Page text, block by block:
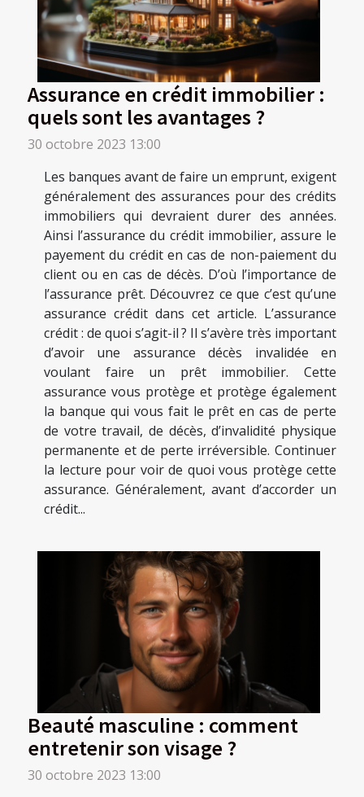
Assurance en crédit immobilier :
quels sont les avantages ?
30 octobre 2023 13:00
Les banques avant de faire un emprunt, exigent
généralement des assurances pour des crédits
immobiliers qui devraient durer des années.
Ainsi l’assurance du crédit immobilier, assure le
payement du crédit en cas de non-paiement du
client ou en cas de décès. D’où l’importance de
l’assurance prêt. Découvrez ce que c’est qu’une
assurance crédit dans cet article. L’assurance
crédit : de quoi s’agit-il ? Il s’avère très important
d’avoir une assurance décès invalidée en
voulant faire un prêt immobilier. Cette
assurance vous protège et protège également
la banque qui vous fait le prêt en cas de perte
de votre travail, de décès, d’invalidité physique
permanente et de perte irréversible. Continuer
la lecture pour voir de quoi vous protège cette
assurance. Généralement, avant d’accorder un
crédit...
Beauté masculine : comment
entretenir son visage ?
30 octobre 2023 13:00